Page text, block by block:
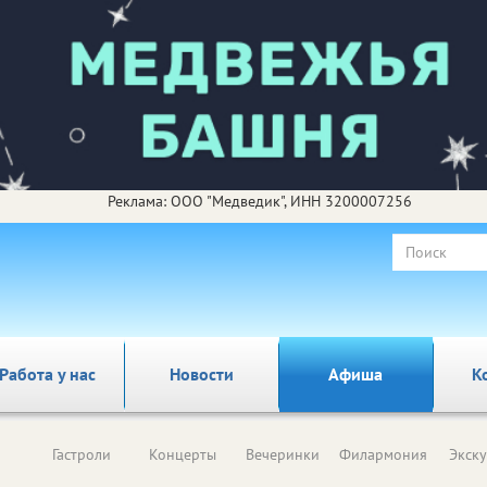
Реклама: ООО "Медведик", ИНН 3200007256
у нас Новости Афиша
Гастроли Концерты Вечеринки Филармония